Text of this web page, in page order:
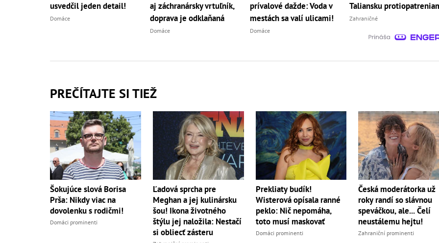
usvedčil jeden detail!
Domáce
aj záchranársky vrtuľník,
doprava je odklaňaná
Domáce
prívalové dažde: Voda v
mestách sa valí ulicami!
Domáce
Taliansku
Zahraničné
PREČÍTAJTE SI TIEŽ
Šokujúce slová Borisa
Prša: Nikdy viac na
dovolenku s rodičmi!
Domáci prominenti
Ľadová sprcha pre
Meghan a jej kulinársku
šou! Ikona životného
štýlu jej naložila: Nestačí
si obliecť zásteru
Prekliaty budík!
Wisterová opísala ranné
peklo: Nič nepomáha,
toto musí maskovať
Domáci prominenti
Česká moderátorka už
roky randí so slávnou
speváčkou, ale... Čelí
neustálemu hejtu!
Zahraniční prominenti